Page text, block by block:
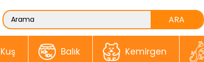
Kuş Balık Kemirgen